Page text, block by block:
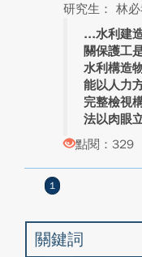
研究生： 林必
水利建
關保護工
水利構造
能以人力
完整檢視
法以肉眼
點閱：329
1
關鍵詞